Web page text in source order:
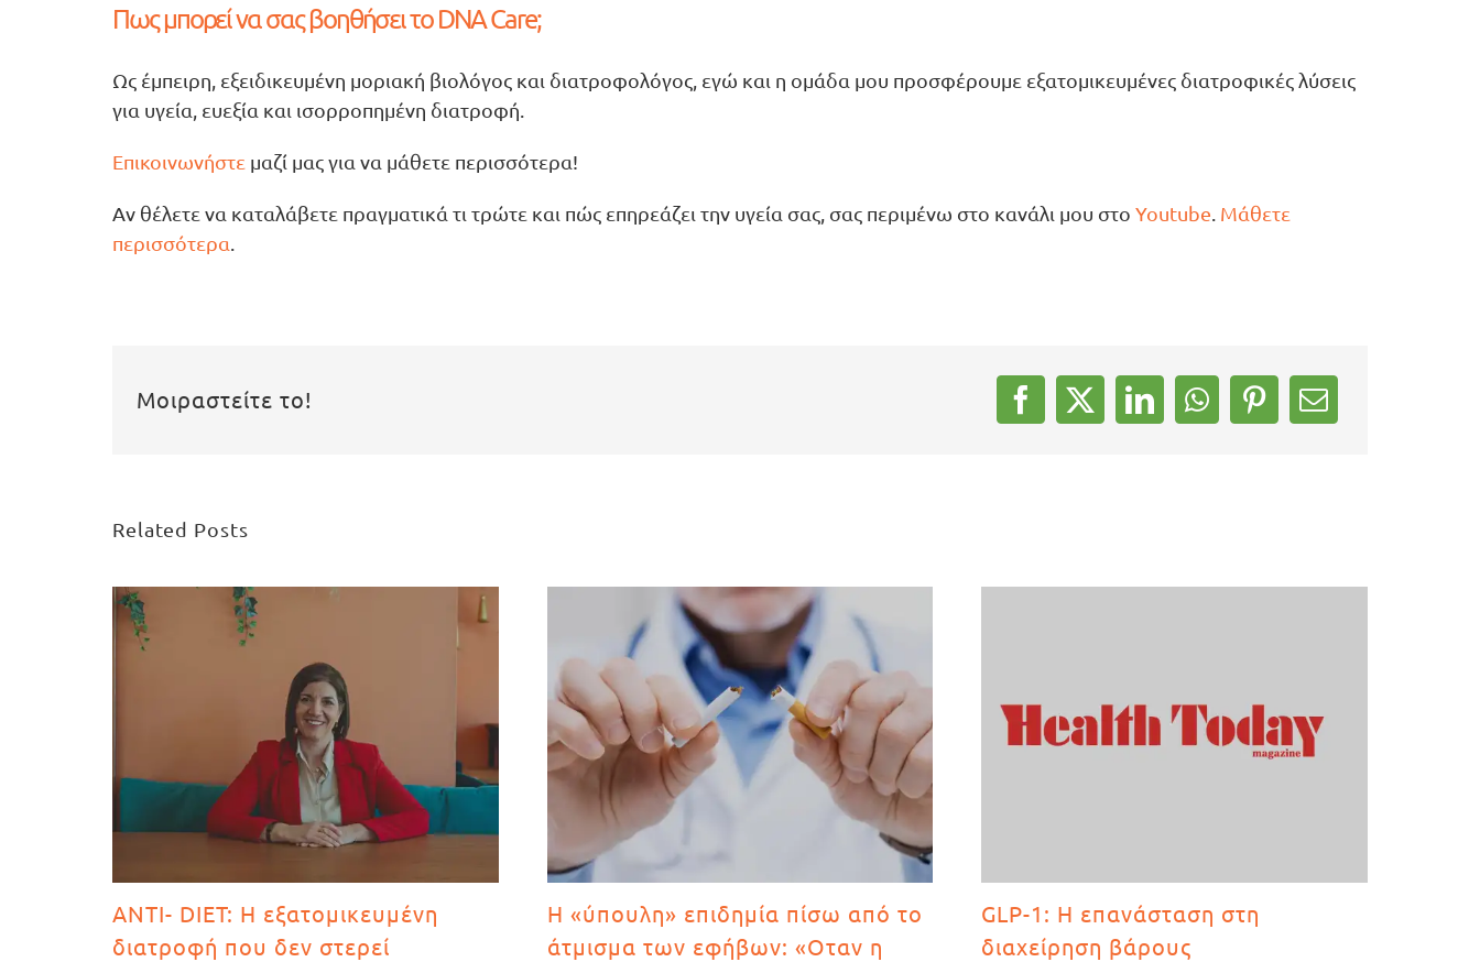
Πως μπορεί να σας βοηθήσει το DNA Care;
Ως έμπειρη, εξειδικευμένη μοριακή βιολόγος και διατροφολόγος, εγώ και η ομάδα μου προσφέρουμε εξατομικευμένες διατροφικές λύσεις
για υγεία, ευεξία και ισορροπημένη διατροφή.
Επικοινωνήστε μαζί μας για να μάθετε περισσότερα!
Αν θέλετε να καταλάβετε πραγματικά τι τρώτε και πώς επηρεάζει την υγεία σας, σας περιμένω στο κανάλι μου στο Youtube Μάθετε
περισσότερα
Μοιραστείτε το!
Related Posts
ANTI- DIET: Η εξατομικευμένη
διατροφή που δεν στερεί
Η «ύπουλη» επιδημία πίσω από το
άτμισμα των εφήβων: «Οταν η
GLP-1: Η επανάσταση στη
διαχείρηση βάρους